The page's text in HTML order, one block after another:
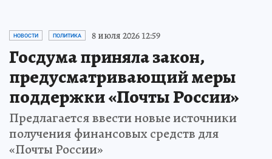
НОВОСТИ ПОЛИТИКА 8 июля 2026 12:59
Госдума приняла закон,
предусматривающий меры
поддержки «Почты России»
Предлагается ввести новые источники
получения финансовых средств для
«Почты России»